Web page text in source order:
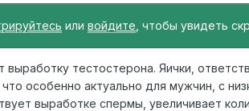
или войдите , чтобы увидеть
выработку тестостерона. Яички,
особенно актуально для мужчин, с
выработке спермы, увеличивает